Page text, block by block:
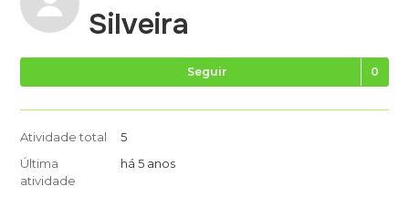
Silveira
Seguir
Atividade total
5
Última
atividade
há 5 anos